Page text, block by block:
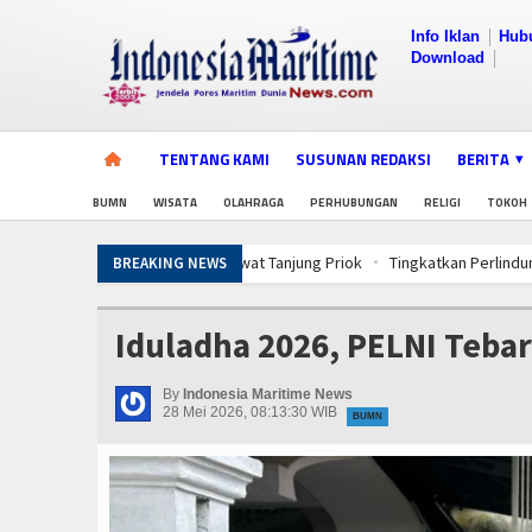
Info Iklan
Download
TENTANG KAMI SUSUNAN REDAKSI BERITA
BUMN WISATA OLAHRAGA PERHUBUNGAN RELIGI TOKOH
BREAKING NEWS Tingkatkan Perlindungan Pekerja,
PWI Pusat-AFPI Gelar Workshop
PWI Pusat-AFPI Gelar Workshop
5 Motor Harley Pretelan dari China
Iduladha 2026, PELNI
By Indonesia Maritime News
28 Mei 2026, 08:13:30 WIB
BUMN